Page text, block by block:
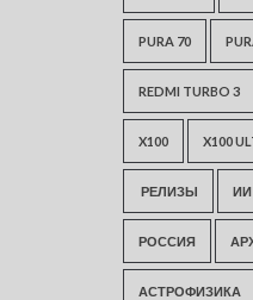
PURA 70
REDMI TURBO 3
X100 X100
РЕЛИЗЫ ИИ
РОССИЯ
АСТРОФИЗИКА